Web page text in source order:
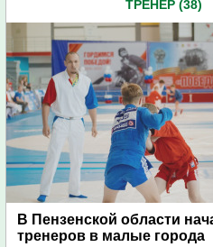
ТРЕНЕР (38)
В Пензенской области
тренеров в малые города